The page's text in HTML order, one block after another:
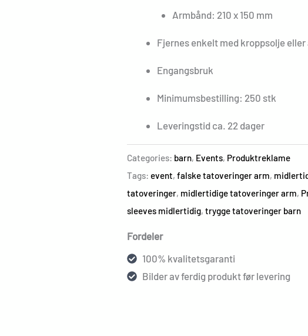
Armbånd: 210 x 150 mm
Fjernes enkelt med kroppsolje eller
Engangsbruk
Minimumsbestilling: 250 stk
Leveringstid ca. 22 dager
Categories: barn, Events, Produktreklame
Tags: event, falske tatoveringer arm,
tatoveringer, midlertidige tatoveringer arm,
sleeves midlertidig, trygge tatoveringer barn
Fordeler
100% kvalitetsgaranti
Bilder av ferdig produkt før levering